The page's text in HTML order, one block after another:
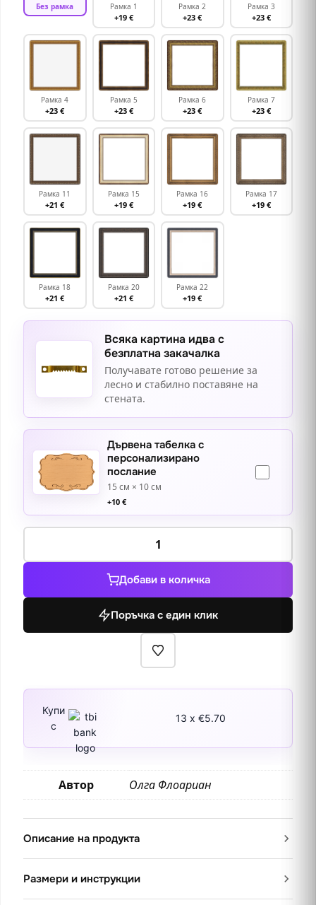
Без рамка Рамка 1
+19 €
Рамка 2
+23 €
Рамка 3
+23 €
Рамка 4
+23 €
Рамка 5
+23 €
Рамка 6
+23 €
Рамка 7
+23 €
Рамка 11
+21 €
Рамка 15
+19 €
Рамка 16
+19 €
Рамка 17
+19 €
Рамка 18
+21 €
Рамка 20
+21 €
Рамка 22
+19 €
Всяка картина идва с
безплатна закачалка
Получавате готово решение за
лесно и стабилно поставяне на
стената.
Дървена табелка с
персонализирано
послание
15 см × 10 см
+10 €
количество
Падащи
Добави в количка
Поръчка с един клик
Купи
с
13 x €5.70
Автор Олга Флоариан
Описание на продукта
Размери и инструкции